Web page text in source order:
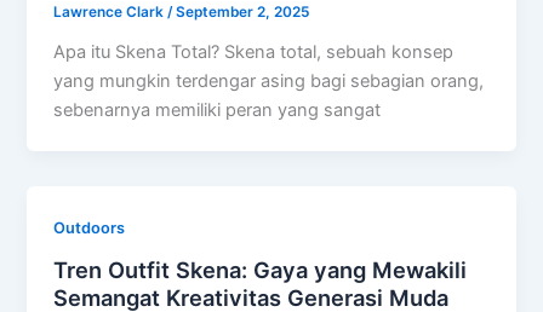
Lawrence Clark/September 2, 2025
Apa itu Skena Total? Skena total, sebuah konsep
yang mungkin terdengar asing bagi sebagian orang,
sebenarnya memiliki peran yang sangat
Outdoors
Tren Outfit Skena: Gaya yang Mewakili
Semangat Kreativitas Generasi Muda